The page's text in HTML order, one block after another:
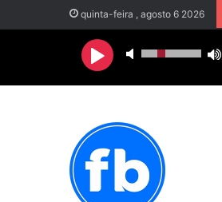
quinta-feira , agosto 6 2026